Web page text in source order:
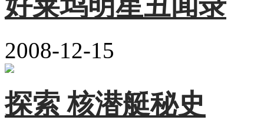
2008-12-15
探索 核潜艇秘史